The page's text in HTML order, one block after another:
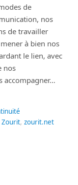
de
nos
de travailler
à bien nos
le lien, avec
nos
accompagner…
Zourit, zourit.net